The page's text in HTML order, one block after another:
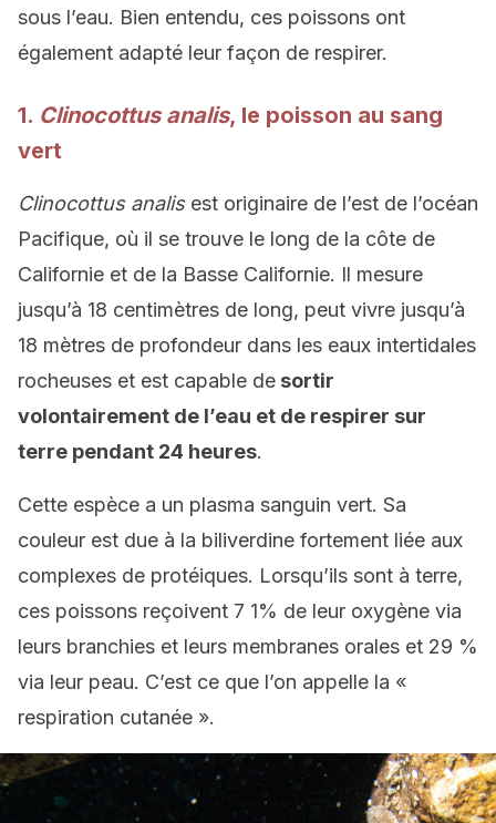
sous l’eau. Bien entendu, ces poissons ont
également adapté leur façon de respirer.
1. Clinocottus analis, le poisson au sang
vert
Clinocottus analisest originaire de l’est de l’océan
Pacifique, où il se trouve le long de la côte de
Californie et de la Basse Californie. Il mesure
jusqu’à 18 centimètres de long, peut vivre jusqu’à
18 mètres de profondeur dans les eaux intertidales
rocheuses et est capable de sortir
volontairement de l’eau et de respirer sur
terre pendant 24 heures.
Cette espèce a un plasma sanguin vert. Sa
couleur est due à la biliverdine fortement liée aux
complexes de protéiques. Lorsqu’ils sont à terre,
ces poissons reçoivent 7 1% de leur oxygène via
leurs branchies et leurs membranes orales et 29 %
via leur peau. C’est ce que l’on appelle la «
respiration cutanée ».